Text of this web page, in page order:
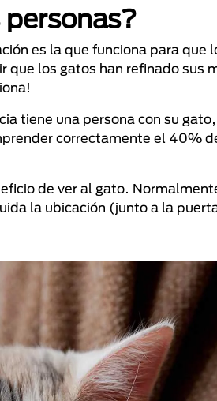
es la que funciona para que
que los gatos han refinado sus
tiene una persona con su
correctamente el 40%
de ver al gato.
la ubicación (junto a la